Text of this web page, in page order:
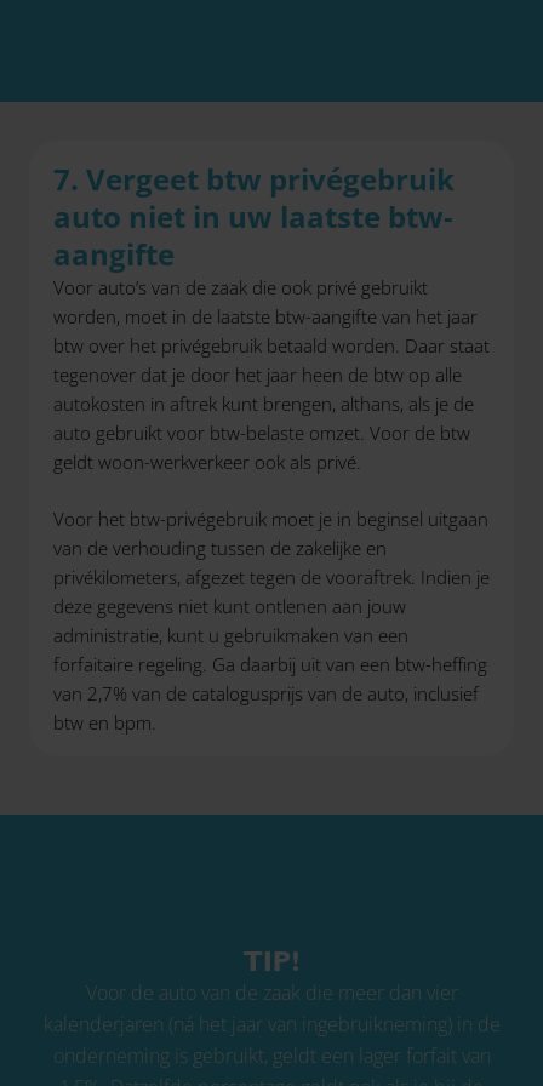
7. Vergeet btw privégebruik
auto niet in uw laatste btw-
aangifte
Voor auto’s van de zaak die ook privé gebruikt
worden, moet in de laatste btw-aangifte van het jaar
btw over het privégebruik betaald worden. Daar staat
tegenover dat je door het jaar heen de btw op alle
autokosten in aftrek kunt brengen, althans, als je de
auto gebruikt voor btw-belaste omzet. Voor de btw
geldt woon-werkverkeer ook als privé.
Voor het btw-privégebruik moet je in beginsel uitgaan
van de verhouding tussen de zakelijke en
privékilometers, afgezet tegen de vooraftrek. Indien je
deze gegevens niet kunt ontlenen aan jouw
administratie, kunt u gebruikmaken van een
forfaitaire regeling. Ga daarbij uit van een btw-heffing
van 2,7% van de catalogusprijs van de auto, inclusief
btw en bpm.
TIP!
Voor de auto van de zaak die meer dan vier
kalenderjaren (ná het jaar van ingebruikneming) in de
onderneming is gebruikt, geldt een lager forfait van